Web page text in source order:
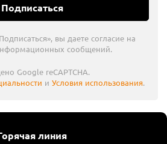
Подписаться
вы даете согласие на
сообщений.
Google reCAPTCHA.
и Условия использования.
линия